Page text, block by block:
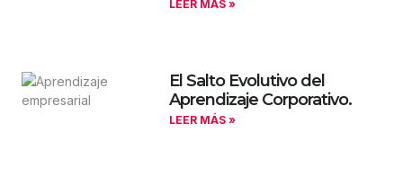
LEER MÁS »
El Salto Evolutivo del
Aprendizaje Corporativo.
LEER MÁS »